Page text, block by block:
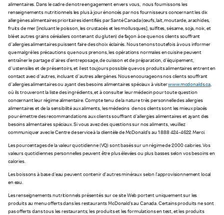
alimentaires. Dans le cadre de notre engagement envers vous, nous fournissons les
renseignements nutritionnels les plus à jour énoncés par nos fournisseurs concernant les dix
allergènes alimentaires prioritaires identifiés par Santé Canada (œufs, lait, moutarde, arachides,
fruits de mer [incluant le poisson, les crustacés et les mollusques], sulfites, sésame, soja, noix, et
blé et autres grains céréaliers contenant du gluten) de façon à ce que nos clients souffrant
d'allergies alimentaires puissent faire des choix éclairés. Nous tenons toutefois à vous informer
que malgré les précautions que nous prenons, les opérations normales en cuisine peuvent
entraîner le partage d'aires d'entreposage, de cuisson et de préparation, d'équipement,
d'ustensiles et de présentoirs, et il est toujours possible que vos produits alimentaires entrent en
contact avec d'autres, incluant d'autres allergènes. Nous encourageons nos clients souffrant
d'allergies alimentaires ou ayant des besoins alimentaires spéciaux à visiterwww.mcdonalds.ca,
où ils trouveront la liste des ingrédients, et à consulter leur médecin pour toute question
concernant leur régime alimentaire. Compte tenu de la nature très personnelle des allergies
alimentaires et de la sensibilité aux aliments, les médecins de nos clients sont les mieux placés
pour émettre des recommandations aux clients souffrant d'allergies alimentaires et ayant des
besoins alimentaires spéciaux. Si vous avez des questions sur nos aliments, veuillez
communiquer avec le Centre de service à la clientèle de McDonald's au 1 888 424-4622. Merci.
Les pourcentages de la valeur quotidienne (VQ) sont basés sur un régime de 2 000 calories. Vos
valeurs quotidiennes personnelles peuvent être plus élevées ou plus basses selon vos besoins en
calories.
Les boissons à base d'eau peuvent contenir d'autres minéraux selon l’approvisionnement local
en eau.
Les renseignements nutritionnels présentés sur ce site Web portent uniquement sur les
produits au menu offerts dans les restaurants McDonald’s au Canada. Certains produits ne sont
pas offerts dans tous les restaurants; les produits et les formulations en test, et les produits